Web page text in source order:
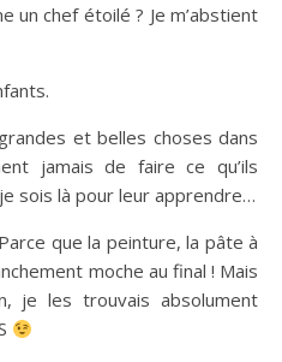
un chef étoilé ? Je m’abstient
et belles choses dans
jamais de faire ce qu’ils
sois là pour leur apprendre…
que la peinture, la pâte à
moche au final ! Mais
je les trouvais absolument